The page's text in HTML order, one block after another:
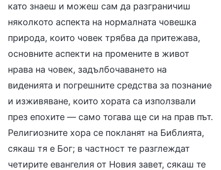
като знаеш и можеш сам да разграничиш
няколкото аспекта на нормалната човешка
природа, които човек трябва да притежава,
основните аспекти на промените в живот
нрава на човек, задълбочаването на
виденията и погрешните средства за познание
и изживяване, които хората са използвали
през епохите — само тогава ще си на прав път.
Религиозните хора се покланят на Библията,
сякаш тя е Бог; в частност те разглеждат
четирите евангелия от Новия завет, сякаш те